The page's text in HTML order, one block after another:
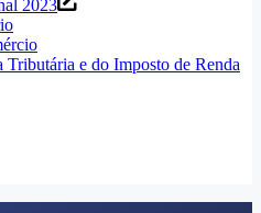
2023
e do Imposto de Renda